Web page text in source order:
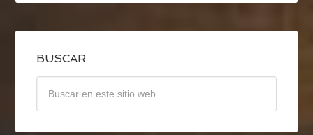
BUSCAR